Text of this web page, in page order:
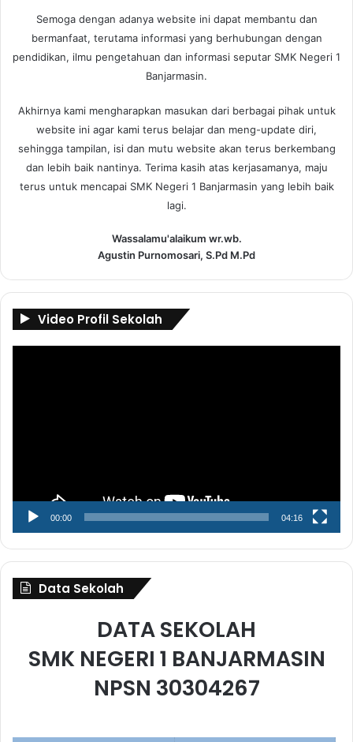
Semoga dengan adanya website ini dapat membantu dan
bermanfaat, terutama informasi yang berhubungan dengan
pendidikan, ilmu pengetahuan dan informasi seputar SMK Negeri 1
Banjarmasin.
Akhirnya kami mengharapkan masukan dari berbagai pihak untuk
website ini agar kami terus belajar dan meng-update diri,
sehingga tampilan, isi dan mutu website akan terus berkembang
dan lebih baik nantinya. Terima kasih atas kerjasamanya, maju
terus untuk mencapai SMK Negeri 1 Banjarmasin yang lebih baik
lagi.
Wassalamu'alaikum wr.wb.
Agustin Purnomosari, S.Pd M.Pd
Video Profil Sekolah
00:00 04:16
Data Sekolah
DATA SEKOLAH
SMK NEGERI 1 BANJARMASIN
NPSN 30304267